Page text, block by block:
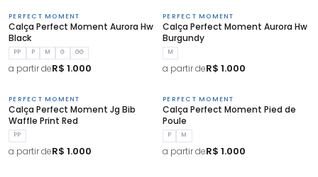
PERFECT MOMENT
Calça Perfect Moment Aurora Hw
Black
PP P M G GG
a partir deR$ 1.000
PERFECT MOMENT
Calça Perfect Moment Aurora Hw
Burgundy
M
a partir deR$ 1.000
PERFECT MOMENT
Calça Perfect Moment Jg Bib
Waffle Print Red
PP
a partir deR$ 1.000
PERFECT MOMENT
Calça Perfect Moment Pied de
Poule
P M
a partir deR$ 1.000